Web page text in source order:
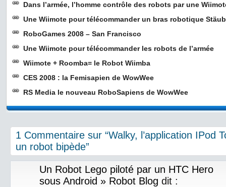
Dans l’armée, l’homme contrôle des robots par une
Une Wiimote pour télécommander un bras robotique
RoboGames 2008 – San Francisco
Une Wiimote pour télécommander les robots de l’armée
Wiimote + Roomba= le Robot Wiimba
CES 2008 : la Femisapien de WowWee
RS Media le nouveau RoboSapiens de WowWee
1 Commentaire sur “Walky, l’application IPod
un robot bipède”
Un Robot Lego piloté par un HTC Hero
sous Android » Robot Blog dit :